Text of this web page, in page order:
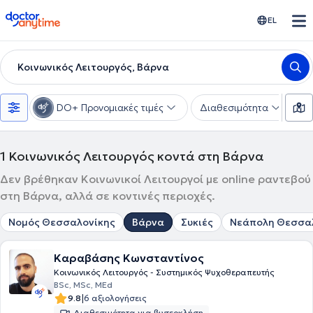
doctoranytime EL
Κοινωνικός Λειτουργός, Βάρνα
DO+ Προνομιακές τιμές Διαθεσιμότητα
1 Κοινωνικός Λειτουργός κοντά στη Βάρνα
Δεν βρέθηκαν Κοινωνικοί Λειτουργοί με online ραντεβού
στη Βάρνα, αλλά σε κοντινές περιοχές.
Νομός Θεσσαλονίκης Βάρνα Συκιές Νεάπολη
Καραβάσης Κωνσταντίνος
Κοινωνικός Λειτουργός - Συστημικός Ψυχοθεραπευτής
BSc, MSc, MEd
9.8|6 αξιολογήσεις